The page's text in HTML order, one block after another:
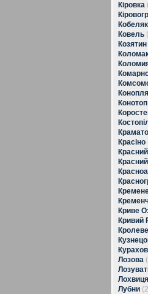
Кіровка
Ковель
Козятин
Конотоп
Красіно
Криве
Кривий
Лозова
Лохвиця
Лубни